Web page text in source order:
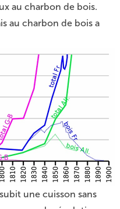
au charbon de bois.
au charbon de bois a
une cuisson sans